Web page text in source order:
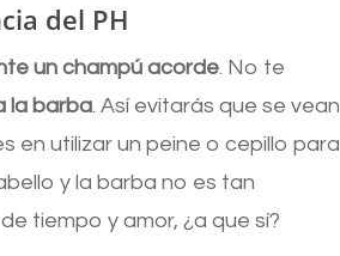
del PH
un champú acorde. No te
la barba. Así evitarás que se vean
en utilizar un peine o cepillo para
y la barba no es tan
tiempo y amor, ¿a que sí?